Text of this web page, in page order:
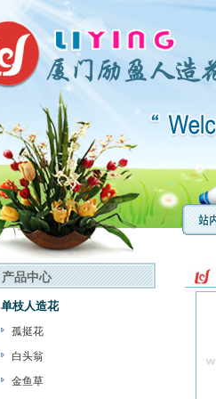
产品中心
单枝人造花
孤挺花
白头翁
金鱼草